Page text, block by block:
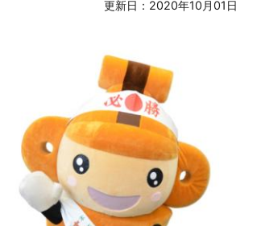
更新日：2020年10月01日